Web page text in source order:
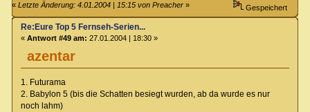
«Letzte Änderung: 4.01.2004 | 15:15 von Preacher » Gespeichert
azentar
Re:Eure Top 5 Fernseh-Serien...
« Antwort #49 am: 27.01.2004 | 18:30 »
1. Futurama
2. Babylon 5 (bis die Schatten besiegt wurden, ab da wurde es nur
noch lahm)